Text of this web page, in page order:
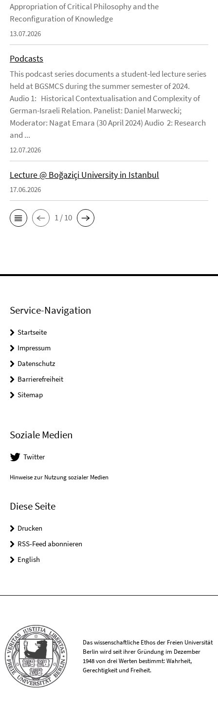
Appropriation of Critical Philosophy and the
Reconfiguration of Knowledge
13.07.2026
Podcasts
This podcast series documents a student-led lecture series
held at BGSMCS during the summer semester of 2024.
Audio 1: Historical Contextualisation and Complexity of
German-Israeli Relation. Panelist: Daniel Marwecki;
Moderator: Nagat Emara (30 April 2024) Audio 2: Research
and ...
12.07.2026
Lecture @ Boğaziçi University in Istanbul
17.06.2026
1 / 10
Service-Navigation
Startseite
Impressum
Datenschutz
Barrierefreiheit
Sitemap
Soziale Medien
Twitter
Hinweise zur Nutzung sozialer Medien
Diese Seite
Drucken
RSS-Feed abonnieren
English
Das wissenschaftliche Ethos der Freien Universität
Berlin wird seit ihrer Gründung im Dezember
1948 von drei Werten bestimmt: Wahrheit,
Gerechtigkeit und Freiheit.